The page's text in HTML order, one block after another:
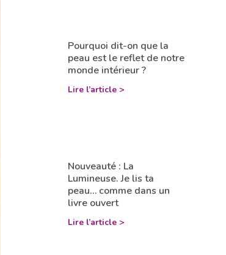
Pourquoi dit-on que la
peau est le reflet de notre
monde intérieur ?
Lire l’article >
Nouveauté : La
Lumineuse. Je lis ta
peau… comme dans un
livre ouvert
Lire l’article >